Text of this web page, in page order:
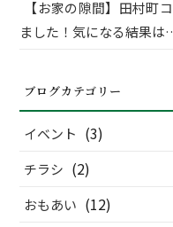
【お家の隙間】田村町
ました！気になる結果は
ブログカテゴリー
イベント (3)
チラシ (2)
おもあい (12)